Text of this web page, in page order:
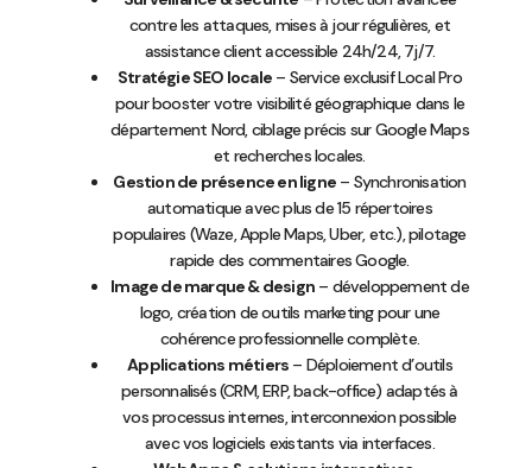
contre les attaques, mises à jour régulières, et
assistance client accessible 24h/24, 7j/7.
Stratégie SEO locale – Service exclusif Local Pro
pour booster votre visibilité géographique dans le
département Nord, ciblage précis sur Google Maps
et recherches locales.
Gestion de présence en ligne – Synchronisation
automatique avec plus de 15 répertoires
populaires (Waze, Apple Maps, Uber, etc.), pilotage
rapide des commentaires Google.
Image de marque & design – développement de
logo, création de outils marketing pour une
cohérence professionnelle complète.
Applications métiers – Déploiement d’outils
personnalisés (CRM, ERP, back-office) adaptés à
vos processus internes, interconnexion possible
avec vos logiciels existants via interfaces.